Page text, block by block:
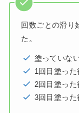
回数ごとの滑り
た。
塗っていな
1回目塗っ
2回目塗っ
3回目塗っ